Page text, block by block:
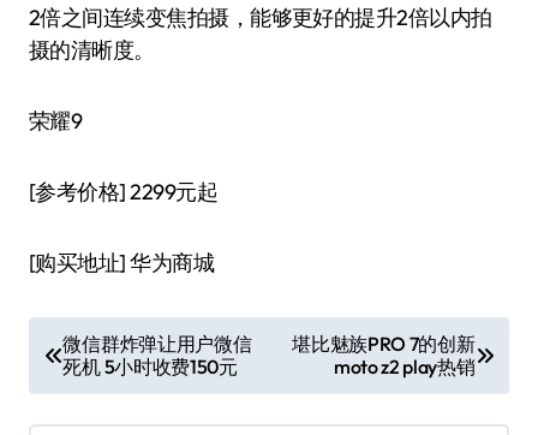
2倍之间连续变焦拍摄，能够更好的提升2倍以内拍
摄的清晰度。
荣耀9
[参考价格] 2299元起
[购买地址] 华为商城
章
导
微信群炸弹让用户微信
死机 5小时收费150元
堪比魅族PRO 7的创新
moto z2 play热销